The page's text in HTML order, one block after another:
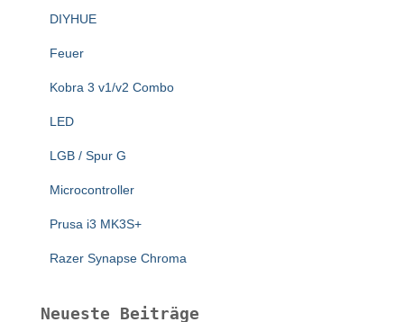
DIYHUE
Feuer
Kobra 3 v1/v2 Combo
LED
LGB / Spur G
Microcontroller
Prusa i3 MK3S+
Razer Synapse Chroma
Neueste Beiträge